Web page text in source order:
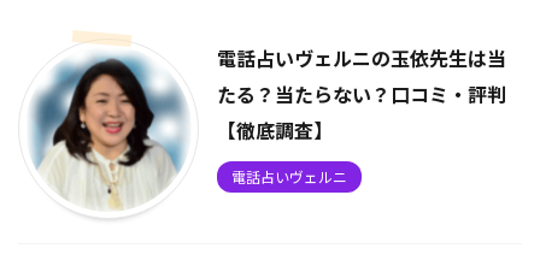
電話占いヴェルニの玉依先生は当
たる？当たらない？口コミ・評判
【徹底調査】
電話占いヴェルニ